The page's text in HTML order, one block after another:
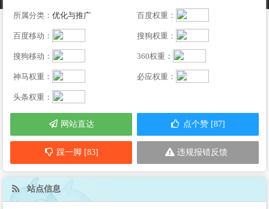
所属分类： 优化与推广 百度权重：
百度移动： 搜狗权重：
搜狗移动： 360权重：
神马权重： 必应权重：
头条权重：
网站直达 点个赞 [87]
踩一脚 [83] 违规报错反馈
站点信息